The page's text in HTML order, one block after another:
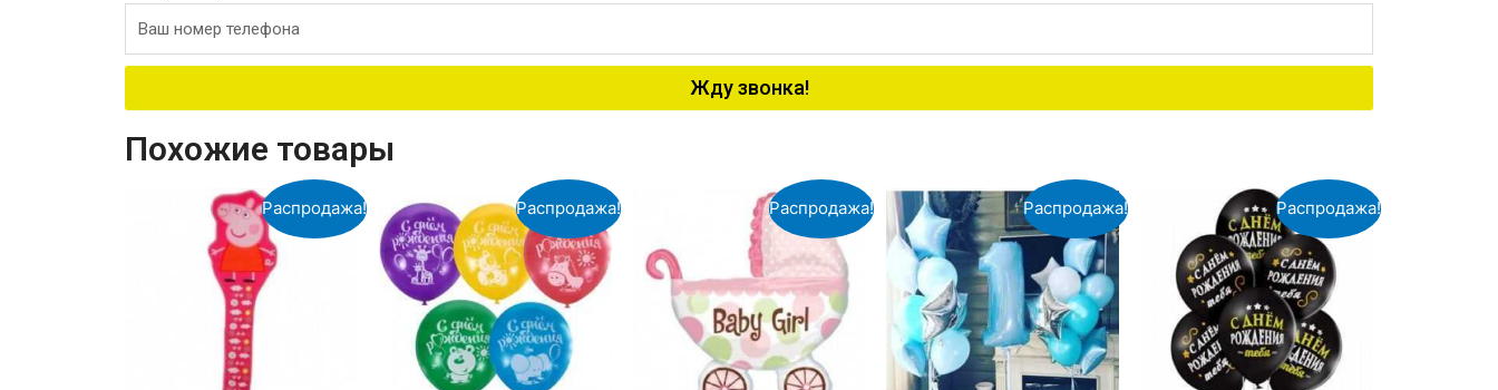
Жду звонка!
Похожие товары
Распродажа! Распродажа! Распродажа! Распродажа! Распродажа!